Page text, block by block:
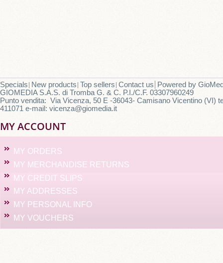
Specials New products Top sellers Contact us Powered by
GIOMEDIA S.A.S. di Tromba G. & C. P.I./C.F. 03307960249
Punto vendita: Via Vicenza, 50 E -36043- Camisano Vicentino (VI)
411071 e-mail: vicenza@giomedia.it
MY ACCOUNT
MY ORDERS
MY MERCHANDISE RETURNS
MY CREDIT SLIPS
MY ADDRESSES
MY PERSONAL INFO
MY VOUCHERS